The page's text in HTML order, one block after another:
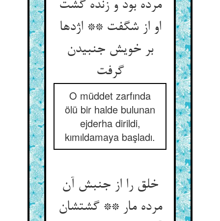
مرده بود و زنده گشت
او از شگفت ** اژدها
بر خویش جنبیدن
گرفت
O müddet zarfında
ölü bir halde bulunan
ejderha dirildi,
kımıldamaya başladı.
خلق را از جنبش آن
مرده مار ** گشتشان